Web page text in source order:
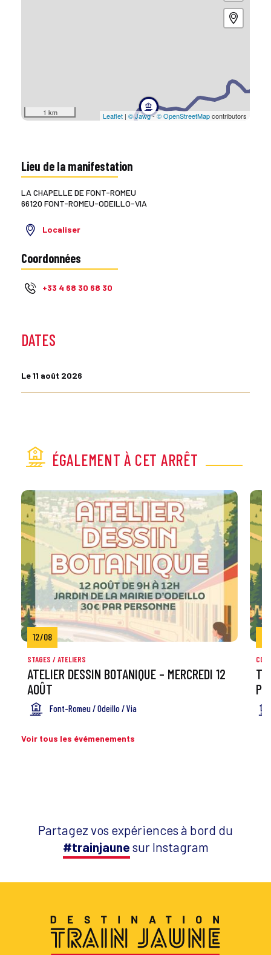
1 km Leaflet | © Jawg-© OpenStreetMapcontributors
Lieu de la manifestation
LA CHAPELLE DE FONT-ROMEU
66120 FONT-ROMEU-ODEILLO-VIA
Localiser
Coordonnées
+33 4 68 30 68 30
DATES
Le 11 août 2026
ÉGALEMENT À CET ARRÊT
12/08
STAGES / ATELIERS
ATELIER DESSIN BOTANIQUE – MERCREDI 12
AOÛT
Font-Romeu / Odeillo / Via
Voir tous les évémenements
Partagez vos expériences à bord du
#trainjaune sur Instagram